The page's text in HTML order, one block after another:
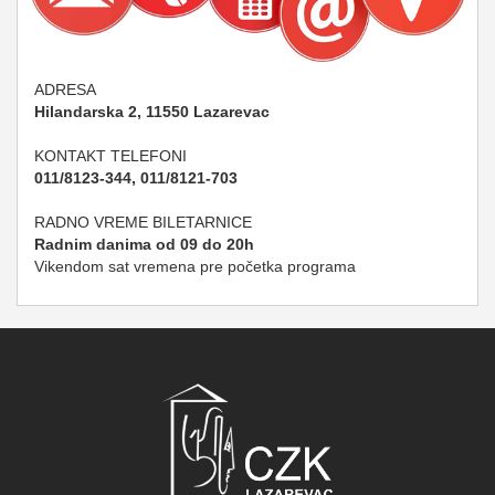
ADRESA
Hilandarska 2, 11550 Lazarevac
KONTAKT TELEFONI
011/8123-344, 011/8121-703
RADNO VREME BILETARNICE
Radnim danima od 09 do 20h
Vikendom sat vremena pre početka programa